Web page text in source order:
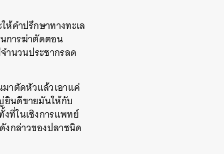
ห้คำปรึกษาทางทะเล
การฆ่าตัดตอน
ำนวนประชากรลด
มาตัดหัวแล้วเอาแค่
ยินดีขายมันให้กับ
งที่ในเชิงการแพทย์
กล่าวของปลาชนิด